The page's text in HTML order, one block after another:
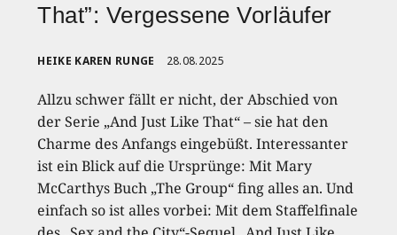
That”: Vergessene Vorläufer
HEIKE KAREN RUNGE 28.08.2025
Allzu schwer fällt er nicht, der Abschied von
der Serie „And Just Like That“ – sie hat den
Charme des Anfangs eingebüßt. Interessanter
ist ein Blick auf die Ursprünge: Mit Mary
McCarthys Buch „The Group“ fing alles an. Und
einfach so ist alles vorbei: Mit dem Staffelfinale